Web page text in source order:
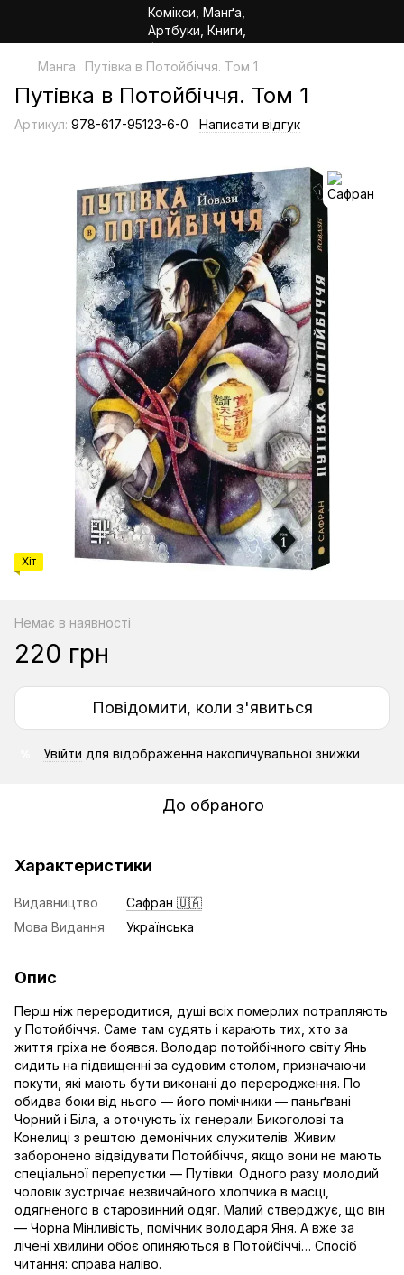
Манга Путівка в Потойбіччя. Том 1
Путівка в Потойбіччя. Том 1
Артикул: 978-617-95123-6-0 Написати відгук
Хіт
Немає в наявності
220 грн
Повідомити, коли з'явиться
Увійти для відображення накопичувальної знижки
До обраного
Характеристики
Видавництво
Сафран 🇺🇦
Мова Видання
Українська
Опис
Перш ніж переродитися, душі всіх померлих потрапляють
у Потойбіччя. Саме там судять і карають тих, хто за
життя гріха не боявся. Володар потойбічного світу Янь
сидить на підвищенні за судовим столом, призначаючи
покути, які мають бути виконані до переродження. По
обидва боки від нього — його помічники — паньґвані
Чорний і Біла, а оточують їх генерали Бикоголові та
Конелиці з рештою демонічних служителів. Живим
заборонено відвідувати Потойбіччя, якщо вони не мають
спеціальної перепустки — Путівки. Одного разу молодий
чоловік зустрічає незвичайного хлопчика в масці,
одягненого в старовинний одяг. Малий стверджує, що він
— Чорна Мінливість, помічник володаря Яня. А вже за
лічені хвилини обоє опиняються в Потойбіччі… Спосіб
читання: справа наліво.